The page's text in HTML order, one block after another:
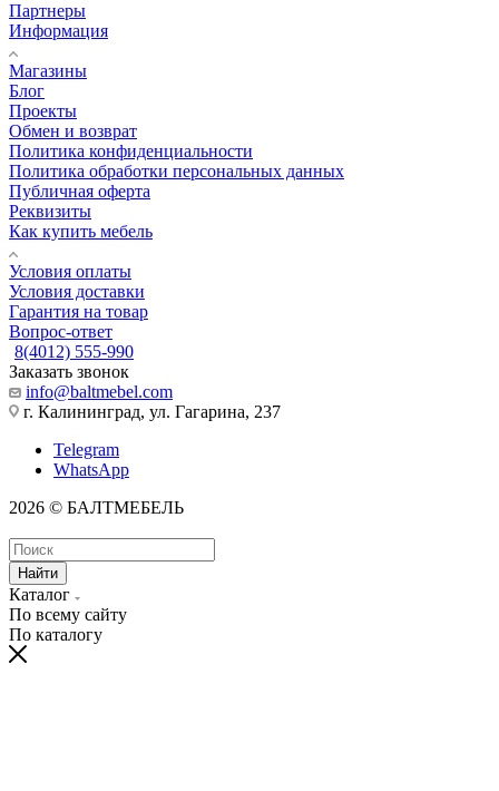
Партнеры
Информация
Магазины
Блог
Проекты
Обмен и возврат
Политика конфиденциальности
Политика обработки персональных данных
Публичная оферта
Реквизиты
Как купить мебель
Условия оплаты
Условия доставки
Гарантия на товар
Вопрос-ответ
8(4012) 555-990
Заказать звонок
info@baltmebel.com
г. Калининград, ул. Гагарина, 237
Telegram
WhatsApp
2026 © БАЛТМЕБЕЛЬ
Найти
Каталог
По всему сайту
По каталогу